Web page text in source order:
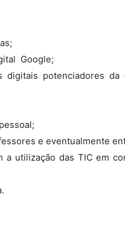
 Google;
digitais potenciadores da
e eventualmente
a utilização das TIC em